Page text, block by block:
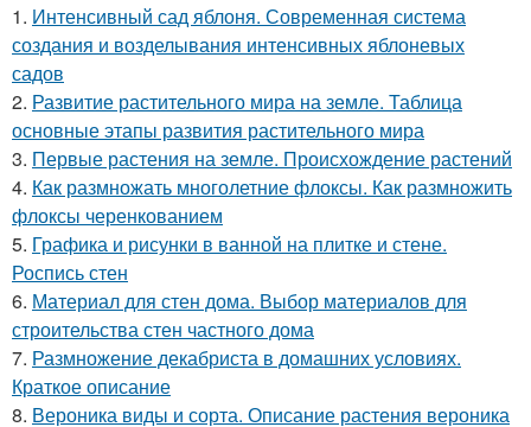
1. Интенсивный сад яблоня. Современная система
создания и возделывания интенсивных яблоневых
садов
2. Развитие растительного мира на земле. Таблица
основные этапы развития растительного мира
3. Первые растения на земле. Происхождение растений
4. Как размножать многолетние флоксы. Как размножить
флоксы черенкованием
5. Графика и рисунки в ванной на плитке и стене.
Роспись стен
6. Материал для стен дома. Выбор материалов для
строительства стен частного дома
7. Размножение декабриста в домашних условиях.
Краткое описание
8. Вероника виды и сорта. Описание растения вероника